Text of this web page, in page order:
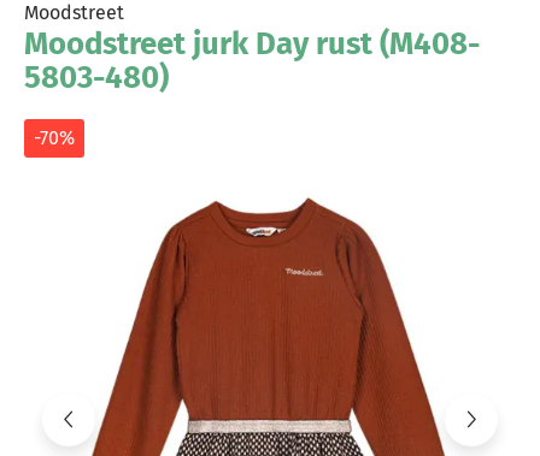
Jongenskleding
Merken
Moodstreet
Moodstreet jurk Day rust (M408-
5803-480)
-70%